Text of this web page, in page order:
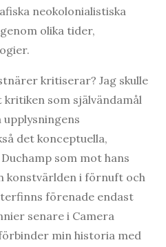
neokolonialistiska
olika tider,
kritiserar? Jag skulle
som självändamål
det konceptuella,
som mot hans
konstvärlden i förnuft och
förenade endast
senare i Camera
min historia med